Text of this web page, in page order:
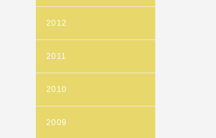
2012
2011
2010
2009